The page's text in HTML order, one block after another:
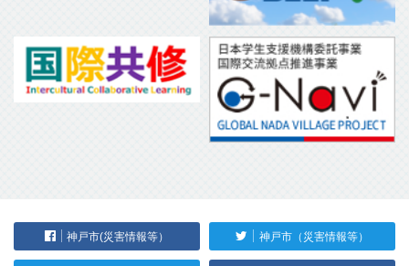
神戸市(災害情報等） 神戸市（災害情報等）